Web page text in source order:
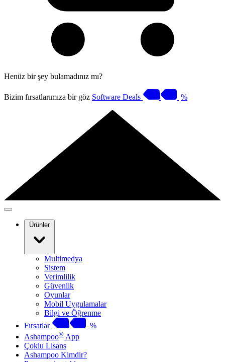
Henüz bir şey bulamadınız mı?
Bizim fırsatlarımıza bir göz Software Deals %
Ürünler
Multimedya
Sistem
Verimlilik
Güvenlik
Oyunlar
Mobil Uygulamalar
Bilgi ve Öğrenme
Fırsatlar
%
Ashampoo® App
Çoklu Lisans
Ashampoo Kimdir?